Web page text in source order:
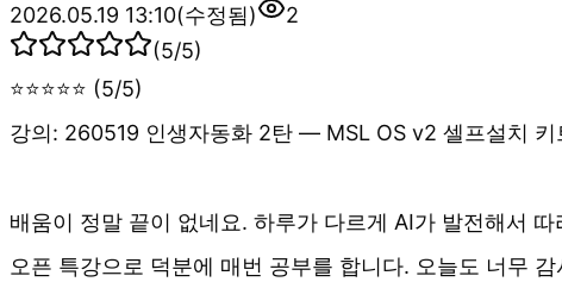
2026.05.19 13:10(수정됨)
2
(5/5)
⭐⭐⭐⭐⭐ (5/5)
강의: 260519 인생자동화 2탄 — MSL OS v2 셀프설치 키
배움이 정말 끝이 없네요. 하루가 다르게 AI가 발전해서
오픈 특강으로 덕분에 매번 공부를 합니다. 오늘도 너무